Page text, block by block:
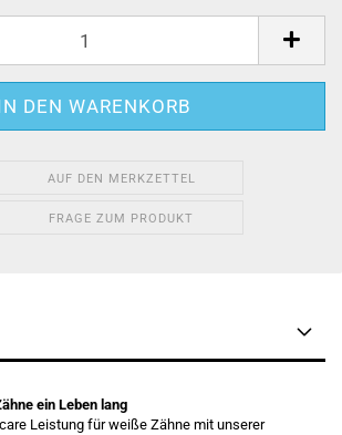
AUF DEN MERKZETTEL
FRAGE ZUM PRODUKT
ein Leben lang
Leistung für weiße Zähne mit unserer